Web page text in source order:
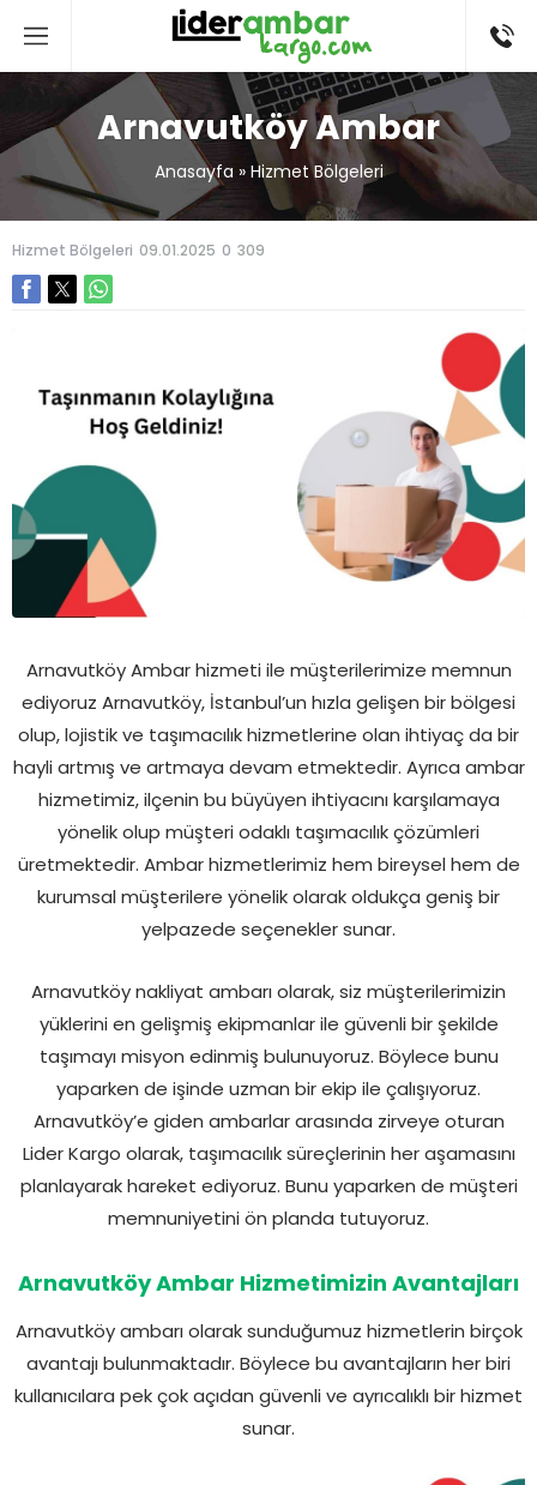
Arnavutköy Ambar
Anasayfa » Hizmet Bölgeleri
Hizmet Bölgeleri 09.01.2025 0 309
Arnavutköy Ambar hizmeti ile müşterilerimize memnun
ediyoruz Arnavutköy, İstanbul’un hızla gelişen bir bölgesi
olup, lojistik ve taşımacılık hizmetlerine olan ihtiyaç da bir
hayli artmış ve artmaya devam etmektedir. Ayrıca ambar
hizmetimiz, ilçenin bu büyüyen ihtiyacını karşılamaya
yönelik olup müşteri odaklı taşımacılık çözümleri
üretmektedir. Ambar hizmetlerimiz hem bireysel hem de
kurumsal müşterilere yönelik olarak oldukça geniş bir
yelpazede seçenekler sunar.
Arnavutköy nakliyat ambarı olarak, siz müşterilerimizin
yüklerini en gelişmiş ekipmanlar ile güvenli bir şekilde
taşımayı misyon edinmiş bulunuyoruz. Böylece bunu
yaparken de işinde uzman bir ekip ile çalışıyoruz.
Arnavutköy’e giden ambarlar arasında zirveye oturan
Lider Kargo olarak, taşımacılık süreçlerinin her aşamasını
planlayarak hareket ediyoruz. Bunu yaparken de müşteri
memnuniyetini ön planda tutuyoruz.
Arnavutköy Ambar Hizmetimizin Avantajları
Arnavutköy ambarı olarak sunduğumuz hizmetlerin birçok
avantajı bulunmaktadır. Böylece bu avantajların her biri
kullanıcılara pek çok açıdan güvenli ve ayrıcalıklı bir hizmet
sunar.